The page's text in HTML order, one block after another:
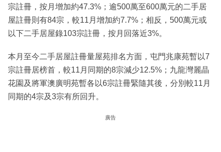
宗註冊，按月增加約47.3%；逾500萬至600萬元的二手居
屋註冊則有84宗，較11月增加約7.7%；相反，500萬元或
以下二手居屋錄103宗註冊，按月回落近3%。
本月至今二手居屋註冊量屋苑排名方面，屯門兆康苑暫以7
宗註冊居榜首，較11月同期的8宗減少12.5%；九龍灣麗晶
花園及將軍澳廣明苑暫各以6宗註冊緊隨其後，分別較11月
同期的4宗及3宗有所回升。
廣告